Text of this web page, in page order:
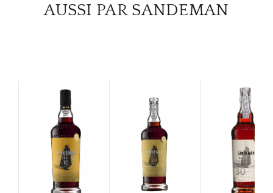
AUSSI PAR SANDEMAN